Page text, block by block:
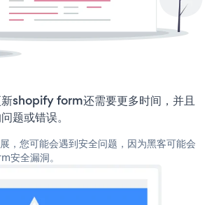
shopify form还需要更多时间，并且
题或错误。
，您可能会遇到安全问题，因为黑客可能会
安全漏洞。